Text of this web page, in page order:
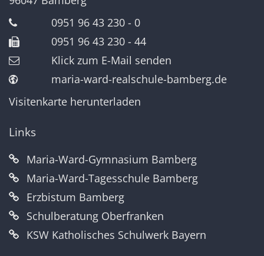
0951 96 43 230 - 0
0951 96 43 230 - 44
Klick zum E-Mail senden
maria-ward-realschule-bamberg.de
Visitenkarte herunterladen
Links
Maria-Ward-Gymnasium Bamberg
Maria-Ward-Tagesschule Bamberg
Erzbistum Bamberg
Schulberatung Oberfranken
KSW Katholisches Schulwerk Bayern